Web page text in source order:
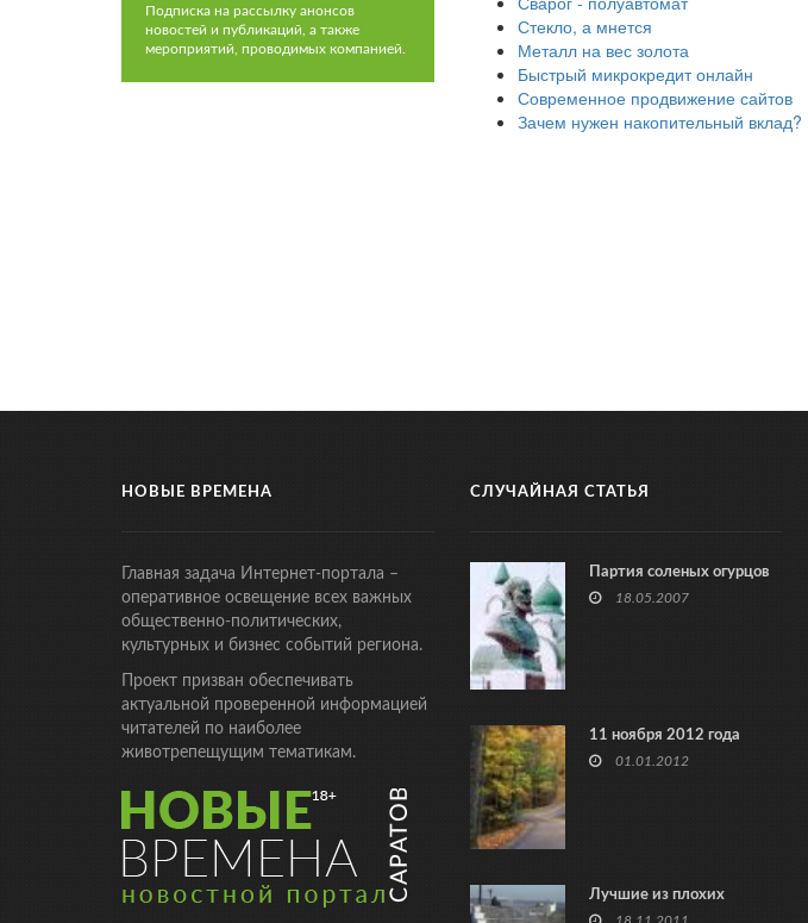
Подписка на рассылку анонсов
новостей и публикаций, а также
мероприятий, проводимых компанией.
Стекло, а мнется
Металл на вес золота
Быстрый микрокредит онлайн
Современное продвижение сайтов
Зачем нужен накопительный вклад?
НОВЫЕ ВРЕМЕНА
Главная задача Интернет-портала –
оперативное освещение всех важных
общественно-политических,
культурных и бизнес событий региона.
Проект призван обеспечивать
актуальной проверенной информацией
читателей по наиболее
животрепещущим тематикам.
СЛУЧАЙНАЯ СТАТЬЯ
Партия соленых огурцов
18.05.2007
11 ноября 2012 года
01.01.2012
Лучшие из плохих